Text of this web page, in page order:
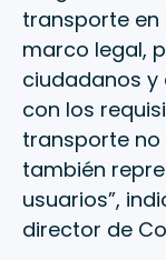
transporte en
marco legal,
ciudadanos y
con los
transporte no
también
usuarios”,
director de